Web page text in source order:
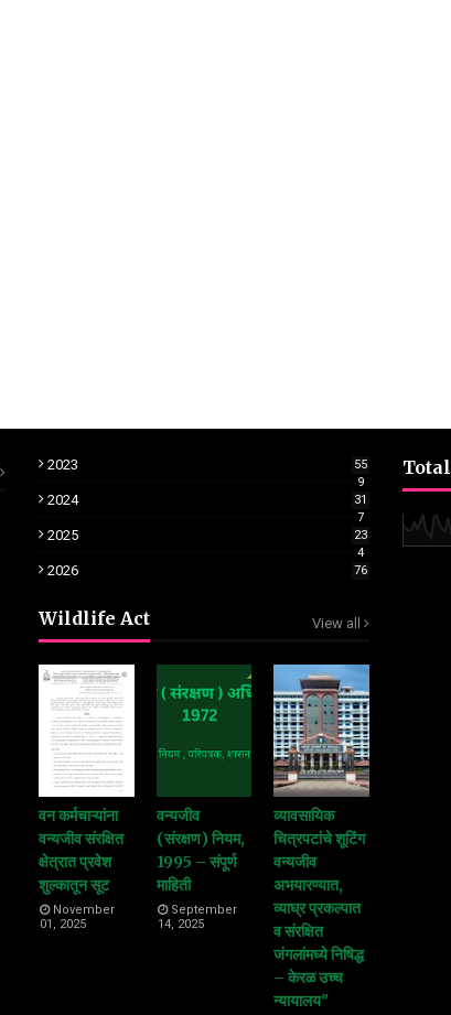
2023
55
9
2024
31
7
2025
23
4
2026 76
Wildlife Act View all
वन कर्मचाऱ्यांना
वन्यजीव संरक्षित
क्षेत्रात प्रवेश
शुल्कातून सूट
November
01, 2025
वन्यजीव
(संरक्षण) नियम,
1995 – संपूर्ण
माहिती
September
14, 2025
व्यावसायिक
चित्रपटांचे शूटिंग
वन्यजीव
अभयारण्यात,
व्याघ्र प्रकल्पात
व संरक्षित
जंगलांमध्ये निषिद्ध
– केरळ उच्च
न्यायालय"